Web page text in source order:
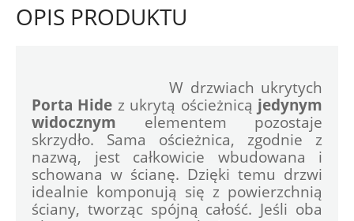
OPIS PRODUKTU
Porta Hide z ukrytą ościeżnicą jedynym
widocznym elementem pozostaje
skrzydło. Sama ościeżnica, zgodnie z
nazwą, jest całkowicie wbudowana i
schowana w ścianę. Dzięki temu drzwi
idealnie komponują się z powierzchnią
ściany, tworząc spójną całość. Jeśli oba